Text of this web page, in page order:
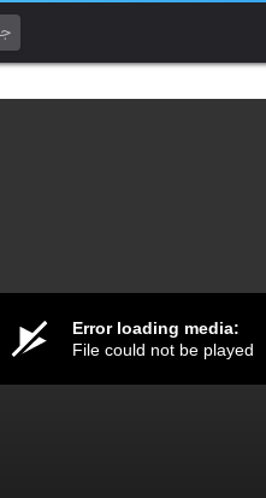
Error loading media:
File could not be played